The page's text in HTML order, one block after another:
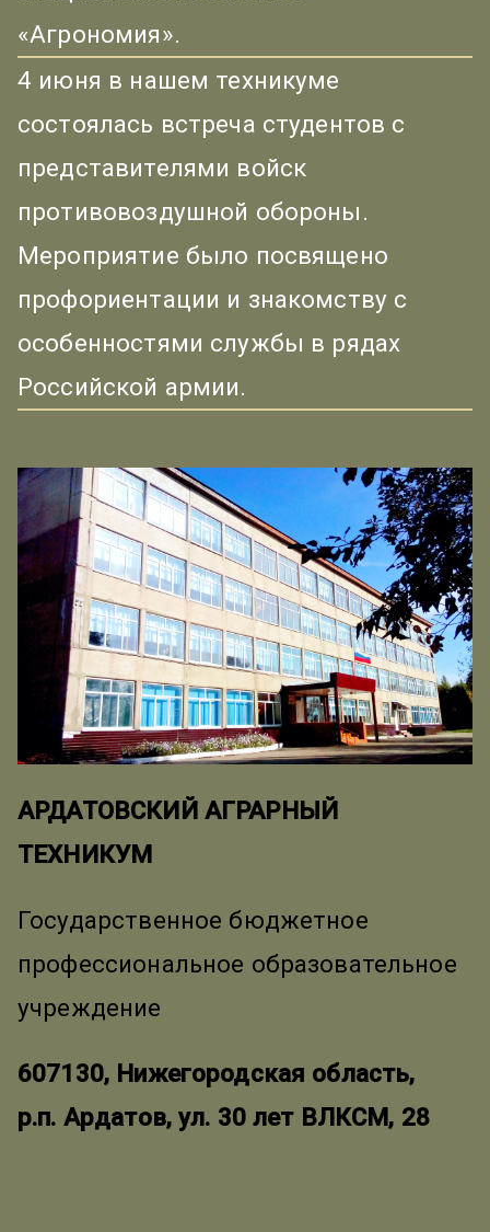
«Агрономия».
4 июня в нашем техникуме
состоялась встреча студентов с
представителями войск
противовоздушной обороны.
Мероприятие было посвящено
профориентации и знакомству с
особенностями службы в рядах
Российской армии.
АРДАТОВСКИЙ АГРАРНЫЙ
ТЕХНИКУМ
Государственное бюджетное
профессиональное образовательное
учреждение
607130, Нижегородская область,
р.п. Ардатов, ул. 30 лет ВЛКСМ, 28